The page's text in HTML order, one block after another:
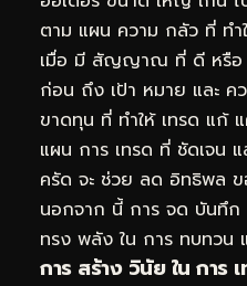
ตาม แผน ความ กลัว ที่ ทำ
เมื่อ มี สัญญาณ ที่ ดี หรือ
ก่อน ถึง เป้า หมาย และ
ขาดทุน ที่ ทำให้ เทรด แก้
แผน การ เทรด ที่ ชัดเจน
ครัด จะ ช่วย ลด อิทธิพล
นอกจาก นี้ การ จด บันทึก
ทรง พลัง ใน การ ทบทวน
การ สร้าง วินัย ใน การ